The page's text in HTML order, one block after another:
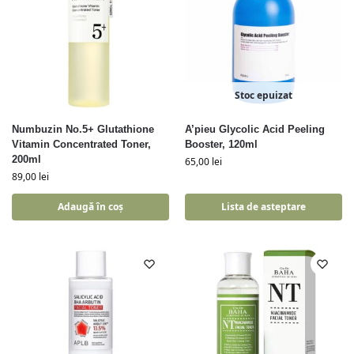
Numbuzin No.5+ Glutathione
Vitamin Concentrated Toner,
200ml
89,00 lei
Adaugă în coș
Stoc epuizat
A’pieu Glycolic Acid Peeling
Booster, 120ml
65,00 lei
Lista de asteptare